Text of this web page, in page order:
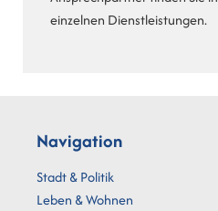
einzelnen Dienstleistungen.
Navigation
Stadt & Politik
Leben & Wohnen